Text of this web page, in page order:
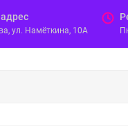
ул. Намёткина, 10А